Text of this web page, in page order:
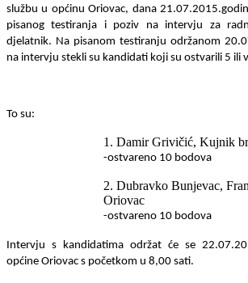
službu u općinu Oriovac, dana
pisanog testiranja i poziv na intervju za
djelatnik. Na pisanom testiranju održanom
na intervju stekli su kandidati koji su ostvarili 5 ili
To su:
1. Damir Grivičić, Kujnik
-ostvareno 10 bodova
2. Dubravko Bunjevac,
Oriovac
-ostvareno 10 bodova
Intervju s kandidatima održat će se
općine Oriovac s početkom u 8,00 sati.